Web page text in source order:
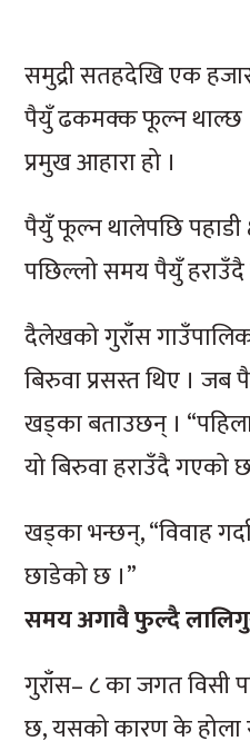
समुद्री सतहदेखि एक
पैयुँ ढकमक्क फूल्न थाल्छ ।
प्रमुख आहारा हो ।
पैयुँ फूल्न थालेपछि पहाडी
पछिल्लो समय पैयुँ
दैलेखको गुराँस
बिरुवा प्रसस्त थिए ।
खड्का बताउछन् ।
यो बिरुवा हराउँदै गएको
खड्का भन्छन्, “विवाह
छाडेको छ ।”
समय अगावै फुल्दै
गुराँस– ८ का जगत विसी
छ, यसको कारण के होला